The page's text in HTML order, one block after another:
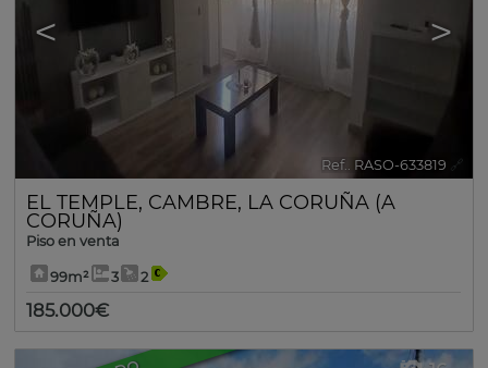
< >
Ref.. RASO-633819 🔗
EL TEMPLE, CAMBRE, LA CORUÑA (A
CORUÑA)
Piso en venta
99m² 3 2
185.000€